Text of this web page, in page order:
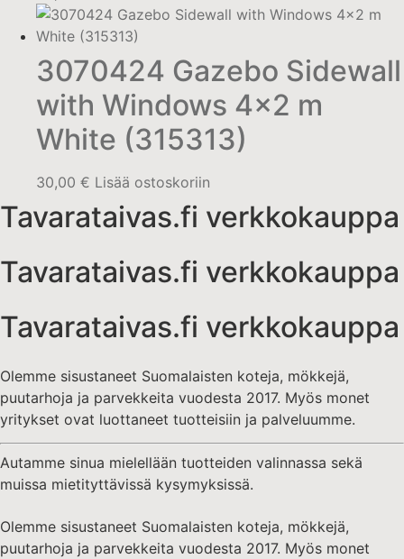
3070424 Gazebo Sidewall
with Windows 4×2 m
White (315313)
30,00 € Lisää ostoskoriin
Tavarataivas.fi verkkokauppa
Tavarataivas.fi verkkokauppa
Tavarataivas.fi verkkokauppa
Olemme sisustaneet Suomalaisten koteja, mökkejä,
puutarhoja ja parvekkeita vuodesta 2017. Myös monet
yritykset ovat luottaneet tuotteisiin ja palveluumme.
Autamme sinua mielellään tuotteiden valinnassa sekä
muissa mietityttävissä kysymyksissä.
Olemme sisustaneet Suomalaisten koteja, mökkejä,
puutarhoja ja parvekkeita vuodesta 2017. Myös monet